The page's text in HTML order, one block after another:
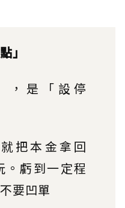
」
，是「設停
把本金拿回
。虧到一定程
要凹單